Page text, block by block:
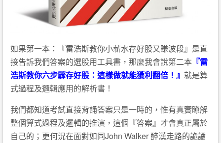
如果第一本：『雷浩斯教你小薪水存好股又賺波段』是直
接告訴我們答案的選股用工具書，那麼我會說第二本 『雷
浩斯教你六步驟存好股：這樣做就能獲利翻倍！』 就是算
式過程及邏輯應用的解析書！
我們都知道考試直接背誦答案只是一時的，惟有真實瞭解
整個算式過程及邏輯的推演，這個『答案』才會真正屬於
自己的；更何況在面對如同John Walker 醉漢走路的詭譎